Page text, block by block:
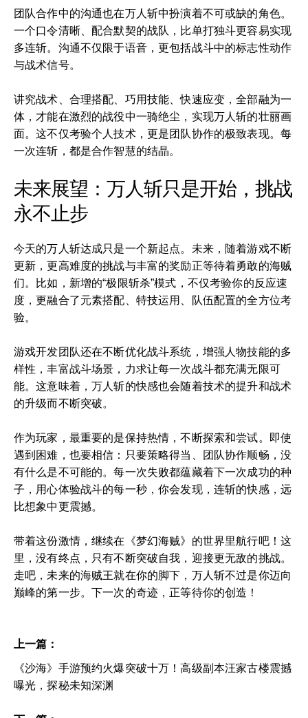
团队合作中的沟通也在万人斩中扮演着不可或缺的角色。
一个口令清晰、配合默契的战队，比单打独斗更容易实现
多连斩。沟通不仅限于语音，更包括战斗中的标志性动作
与战术信号。
讲究战术、合理搭配、巧用技能、快速应变，全部融为一
体，才能在激烈的战役中一骑绝尘，实现万人斩的壮丽画
面。这不仅考验个人技术，更是团队协作的极致表现。每
一次连斩，都是合作智慧的结晶。
未来展望：万人斩只是开始，挑战
永不止步
今天的万人斩达成只是一个新起点。未来，随着游戏不断
更新，更高难度的挑战与丰富的奖励正等待着勇敢的海贼
们。比如，新增的“极限斩杀”模式，不仅考验你的反应速
度，更融合了元素搭配、特技运用、队伍配置的全方位考
验。
游戏开发团队还在不断优化战斗系统，增强人物技能的多
样性，丰富战斗场景，力求让每一次战斗都充满无限可
能。这意味着，万人斩的快感也会随着技术的提升和战术
的升级而不断突破。
作为玩家，最重要的是保持热情，不断探索和尝试。即使
遇到困难，也要相信：只要策略得当、团队协作顺畅，没
有什么是不可能的。每一次失败都蕴藏着下一次成功的种
子，用心体验战斗的每一秒，你会发现，连斩的快感，远
比想象中更震撼。
带着这份激情，继续在《梦幻海贼》的世界里航行吧！这
里，没有终点，只有不断突破自我，迎接更无敌的挑战。
走吧，未来的海贼王就在你的脚下，万人斩不过是你迈向
巅峰的第一步。下一次的奇迹，正等待你的创造！
上一篇：
《沙海》手游预约火爆突破十万！高级副本汪家古楼震撼
曝光，探秘未知深渊